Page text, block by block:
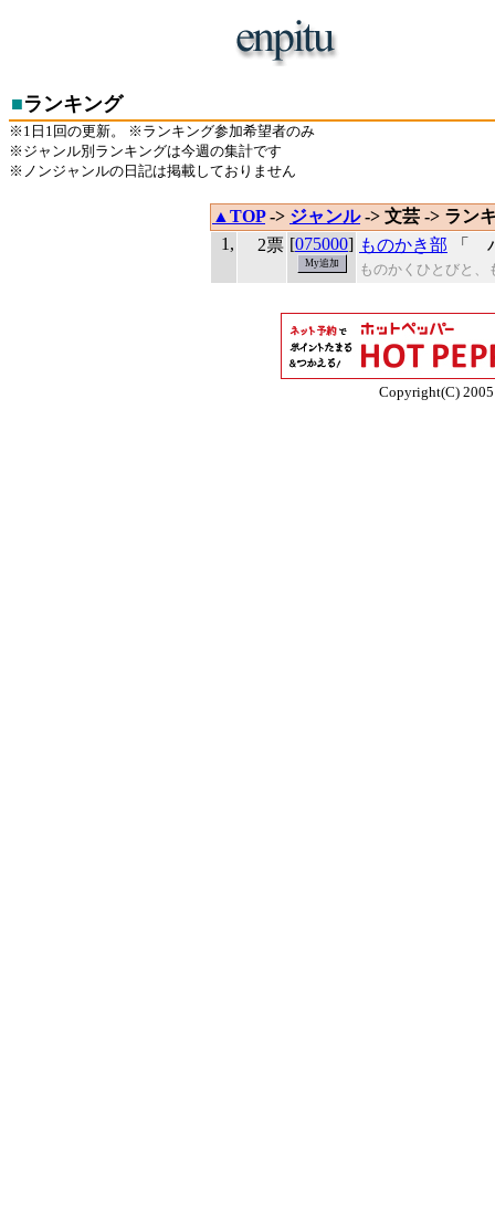
■ランキング
※1日1回の更新。 ※ランキング参加希望者のみ
※ジャンル別ランキングは今週の集計です
※ノンジャンルの日記は掲載しておりません
▲TOP-> ジャンル-> 文芸 -> ラン
1,
2票 [075000] ものかき部 「
ものかくひとびと、
Copyright(C)